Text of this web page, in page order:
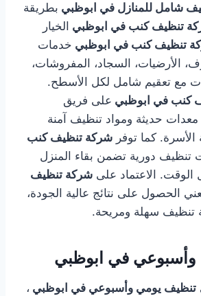
شامل للمنازل في ابوظبي بطريقة
تنظيف كنب في ابوظبي الخيار
تنظيف كنب في ابوظبي خدمات
الأرضيات، السجاد، المفروشات،
مع تعقيم شامل لكل الأسطح.
كنب في ابوظبي على فريق
حديثة ومواد تنظيف آمنة
كما توفر شركة تنظيف كنب
تنظيف دورية تضمن بقاء المنزل
الوقت. الاعتماد على شركة تنظيف
الحصول على نتائج عالية الجودة،
تنظيف سهلة ومريحة.
في ابوظبي
تنظيف يومي وأسبوعي في ابوظبي ،